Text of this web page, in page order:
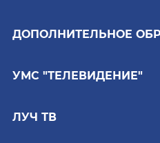
ДОПОЛНИТЕЛЬНОЕ
УМС "ТЕЛЕВИДЕНИЕ"
ЛУЧ ТВ